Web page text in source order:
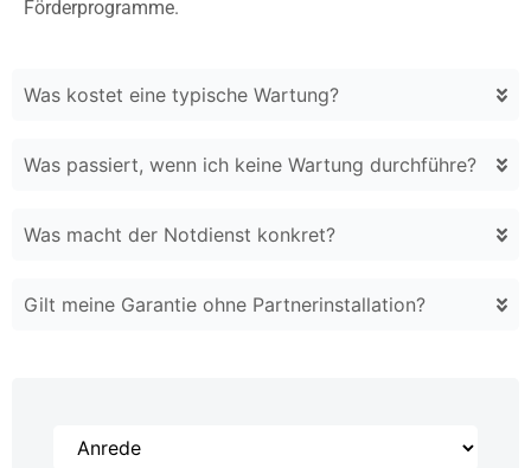
Förderprogramme.
Was kostet eine typische Wartung?
Was passiert, wenn ich keine Wartung durchführe?
Was macht der Notdienst konkret?
Gilt meine Garantie ohne Partnerinstallation?